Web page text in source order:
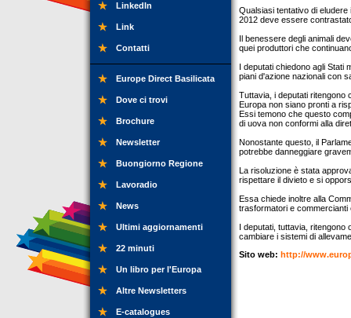
LinkedIn
Link
Contatti
Europe Direct Basilicata
Dove ci trovi
Brochure
Newsletter
Buongiorno Regione
Lavoradio
News
Ultimi aggiornamenti
22 minuti
Un libro per l'Europa
Altre Newsletters
E-catalogues
Qualsiasi tentativo di eludere
2012 deve essere
Il benessere degli animali
quei produttori che
I deputati chiedono agli Stati
piani d'azione nazionali con
Tuttavia, i deputati ritengono
Europa non siano pronti a
Essi temono che questo
di uova non conformi alla
Nonostante questo, il
potrebbe danneggiare
La risoluzione è stata
rispettare il divieto e si
Essa chiede inoltre alla
trasformatori e commercianti
I deputati, tuttavia, ritengono
cambiare i sistemi di
Sito web: http://